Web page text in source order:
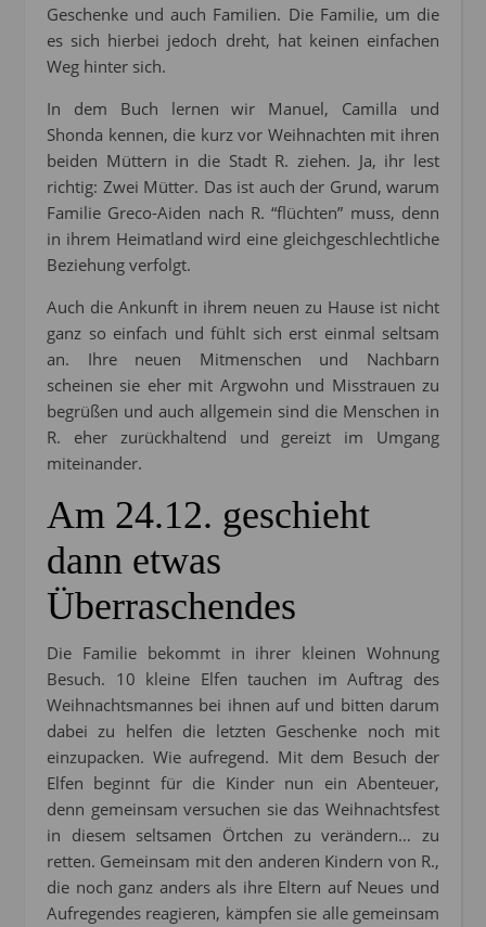
Geschenke und auch Familien. Die Familie, um die
es sich hierbei jedoch dreht, hat keinen einfachen
Weg hinter sich.
In dem Buch lernen wir Manuel, Camilla und
Shonda kennen, die kurz vor Weihnachten mit ihren
beiden Müttern in die Stadt R. ziehen. Ja, ihr lest
richtig: Zwei Mütter. Das ist auch der Grund, warum
Familie Greco-Aiden nach R. “flüchten” muss, denn
in ihrem Heimatland wird eine gleichgeschlechtliche
Beziehung verfolgt.
Auch die Ankunft in ihrem neuen zu Hause ist nicht
ganz so einfach und fühlt sich erst einmal seltsam
an. Ihre neuen Mitmenschen und Nachbarn
scheinen sie eher mit Argwohn und Misstrauen zu
begrüßen und auch allgemein sind die Menschen in
R. eher zurückhaltend und gereizt im Umgang
miteinander.
Am 24.12. geschieht
dann etwas
Überraschendes
Die Familie bekommt in ihrer kleinen Wohnung
Besuch. 10 kleine Elfen tauchen im Auftrag des
Weihnachtsmannes bei ihnen auf und bitten darum
dabei zu helfen die letzten Geschenke noch mit
einzupacken. Wie aufregend. Mit dem Besuch der
Elfen beginnt für die Kinder nun ein Abenteuer,
denn gemeinsam versuchen sie das Weihnachtsfest
in diesem seltsamen Örtchen zu verändern… zu
retten. Gemeinsam mit den anderen Kindern von R.,
die noch ganz anders als ihre Eltern auf Neues und
Aufregendes reagieren, kämpfen sie alle gemeinsam